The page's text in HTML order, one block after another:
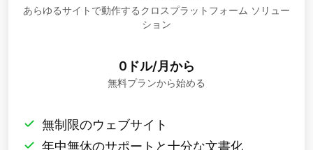
あらゆるサイトで動作するクロスプラットフォーム ソリュー
ション
0ドル/月から
無料プランから始める
無制限のウェブサイト
年中無休のサポートと十分な文書化